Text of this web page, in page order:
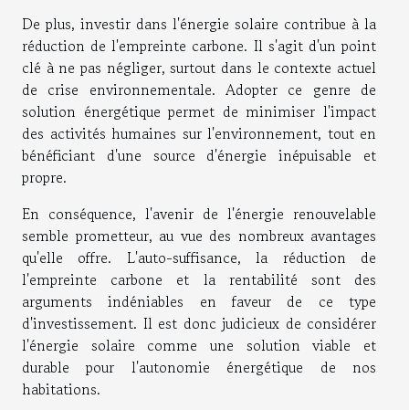
De plus, investir dans l'énergie solaire contribue à la
réduction de l'empreinte carbone. Il s'agit d'un point
clé à ne pas négliger, surtout dans le contexte actuel
de crise environnementale. Adopter ce genre de
solution énergétique permet de minimiser l'impact
des activités humaines sur l'environnement, tout en
bénéficiant d'une source d'énergie inépuisable et
propre.
En conséquence, l'avenir de l'énergie renouvelable
semble prometteur, au vue des nombreux avantages
qu'elle offre. L'auto-suffisance, la réduction de
l'empreinte carbone et la rentabilité sont des
arguments indéniables en faveur de ce type
d'investissement. Il est donc judicieux de considérer
l'énergie solaire comme une solution viable et
durable pour l'autonomie énergétique de nos
habitations.